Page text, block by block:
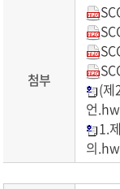
첨부
(제
언
1.
의